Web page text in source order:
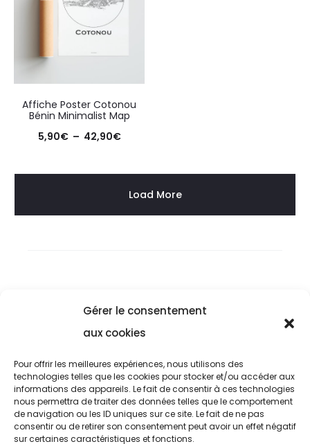
Gérer le consentement
aux cookies
Pour offrir les meilleures expériences, nous utilisons des
technologies telles que les cookies pour stocker et/ou accéder aux
informations des appareils. Le fait de consentir à ces technologies
nous permettra de traiter des données telles que le comportement
de navigation ou les ID uniques sur ce site. Le fait de ne pas
consentir ou de retirer son consentement peut avoir un effet négatif
sur certaines caractéristiques et fonctions.
Affiche Poster Cotonou
Bénin Minimalist Map
5,90€ – 42,90€Plage
prix :
5,90€
à
Load More
Livraison & Retour
Mentions Légal
ARTMAP DESIGN